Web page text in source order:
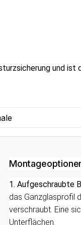
und
1. Aufgeschraubte
das Ganzglasprofil
verschraubt. Eine
Unterflächen.